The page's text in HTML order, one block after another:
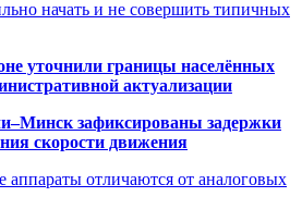
начать и не совершить типичных
уточнили границы населённых
актуализации
зафиксированы задержки
скорости движения
отличаются от аналоговых